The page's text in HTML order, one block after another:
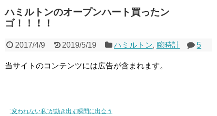
ハミルトンのオープンハート買ったン
ゴ！！！！
2017/4/9 2019/5/19 ハミルトン, 腕時計 5
当サイトのコンテンツには広告が含まれます。
“変われない私”が動き出す瞬間に出会う